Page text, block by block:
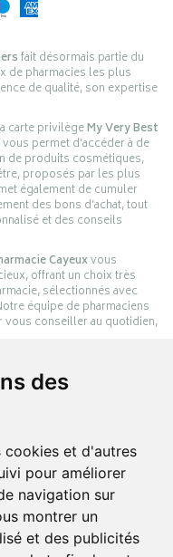
des
cookies et d'autres
pour améliorer
navigation sur
montrer un
et des publicités
fait désormais partie du
de pharmacies les plus
de qualité, son expertise
carte privilègeMy Very Best
permet d’accéder à de
de produits cosmétiques,
proposés par les plus
également de cumuler
des bons d’achat, tout
et des conseils
Cayeuxvous
offrant un choix très
sélectionnés avec
équipe de pharmaciens
vous conseiller au quotidien,
digital de la pharmacie
du-Fliers.
parmi des milliers de
et choisissez le retrait